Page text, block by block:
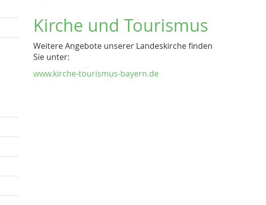
Kirche und Tourismus
Weitere Angebote unserer Landeskirche finden
Sie unter:
www.kirche-tourismus-bayern.de